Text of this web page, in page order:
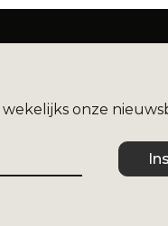
onze